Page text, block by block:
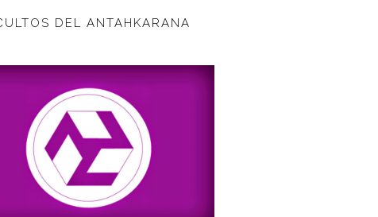
DEL ANTAHKARANA